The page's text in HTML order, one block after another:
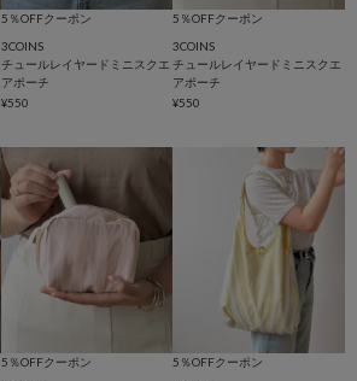
5％OFFクーポン
3COINS
チュールレイヤードミニスクエ
アポーチ
¥550
5％OFFクーポン
3COINS
チュールレイヤードミニスクエ
アポーチ
¥550
5％OFFクーポン
5％OFFクーポン